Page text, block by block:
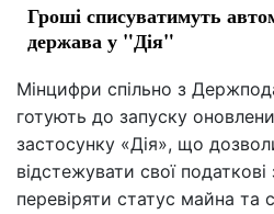
Гроші списуватимуть
держава у "Дія"
Мінцифри спільно з
готують до запуску
застосунку «Дія», що
відстежувати свої
перевіряти статус майна та